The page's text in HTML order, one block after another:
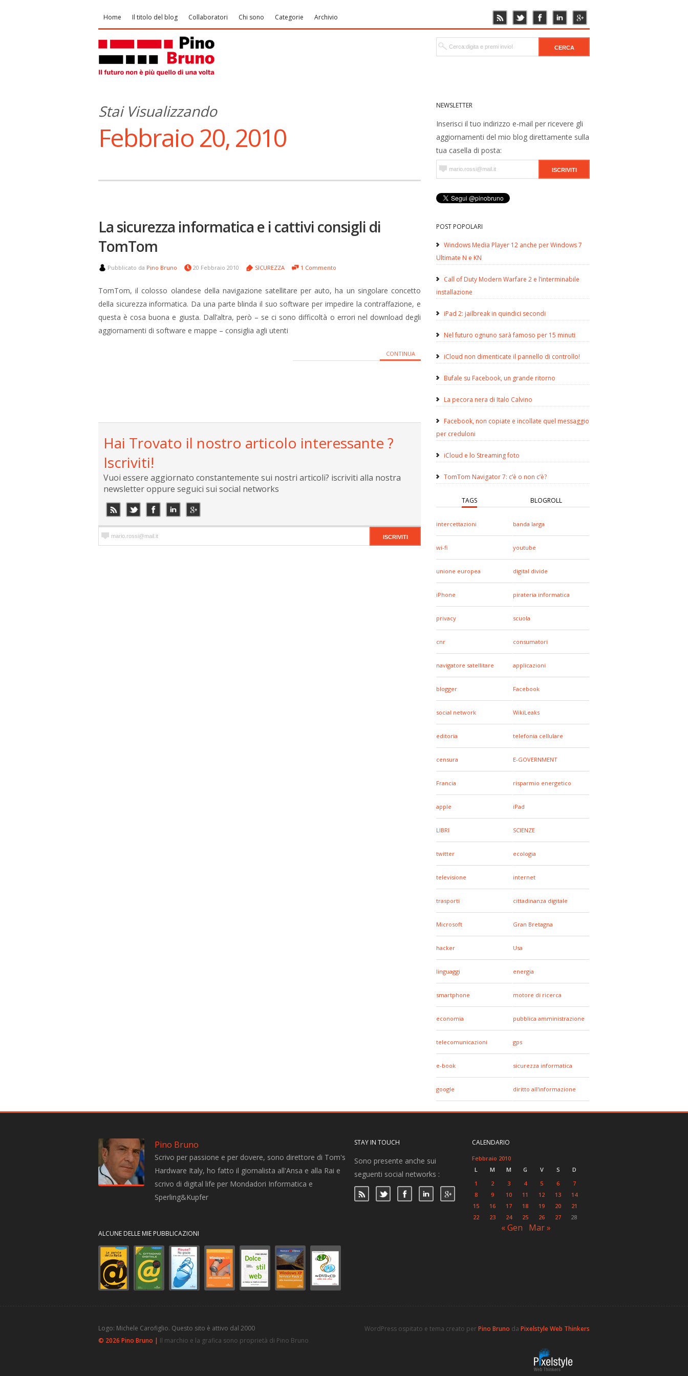
Home Il titolo del blog Collaboratori Chi sono Categorie Archivio
NEWSLETTER
Inserisci il tuo indirizzo e-mail per ricevere gli
aggiornamenti del mio blog direttamente sulla
tua casella di posta:
POST POPOLARI
Windows Media Player 12 anche per Windows 7
Ultimate N e KN
Call of Duty Modern Warfare 2 e l’interminabile
installazione
iPad 2: jailbreak in quindici secondi
Nel futuro ognuno sarà famoso per 15 minuti
iCloud non dimenticate il pannello di controllo!
Bufale su Facebook, un grande ritorno
La pecora nera di Italo Calvino
Facebook, non copiate e incollate quel messaggio
per creduloni
iCloud e lo Streaming foto
TomTom Navigator 7: c’è o non c’è?
TAGS BLOGROLL
intercettazioni banda larga
wi-fi youtube
unione europea digital divide
iPhone pirateria informatica
privacy scuola
cnr consumatori
navigatore satellitare applicazioni
blogger Facebook
social network WikiLeaks
editoria telefonia cellulare
censura E-GOVERNMENT
Francia risparmio energetico
apple iPad
LIBRI SCIENZE
twitter ecologia
televisione internet
trasporti cittadinanza digitale
Microsoft Gran Bretagna
hacker Usa
linguaggi energia
smartphone motore di ricerca
economia pubblica amministrazione
telecomunicazioni gps
e-book sicurezza informatica
google diritto all'informazione
Stai Visualizzando
Febbraio 20, 2010
La sicurezza informatica e i cattivi consigli di
TomTom
Pubblicato da Pino Bruno 20 Febbraio 2010 SICUREZZA 1 Commento
TomTom, il colosso olandese della navigazione satellitare per auto, ha un singolare concetto
della sicurezza informatica. Da una parte blinda il suo software per impedire la contraffazione, e
questa è cosa buona e giusta. Dall’altra, però – se ci sono difficoltà o errori nel download degli
aggiornamenti di software e mappe – consiglia agli utenti
CONTINUA
Hai Trovato il nostro articolo interessante ?
Iscriviti!
Vuoi essere aggiornato constantemente sui nostri articoli? iscriviti alla nostra
newsletter oppure seguici sui social networks
Pino Bruno
Scrivo per passione e per dovere, sono direttore di Tom's
Hardware Italy, ho fatto il giornalista all'Ansa e alla Rai e
scrivo di digital life per Mondadori Informatica e
Sperling&Kupfer
ALCUNE DELLE MIE PUBBLICAZIONI
STAY IN TOUCH
Sono presente anche sui
seguenti social networks :
CALENDARIO
Febbraio 2010
L
M M G V S
D
1
2 3 4 5 6
7
8
9 10 11 12 13
14
15
16 17 18 19 20
21
22
23 24 25 26 27 28
« Gen Mar »
WordPress ospitato e tema creato perPino Bruno da Pixelstyle Web Thinkers
Logo: Michele Carofiglio. Questo sito è attivo dal 2000
© 2026 Pino Bruno | Il marchio e la grafica sono proprietà di Pino Bruno